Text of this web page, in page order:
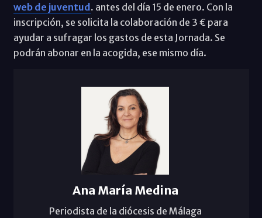
web de juventud. antes del día 15 de enero. Con la
inscripción, se solicita la colaboración de 3 € para
ayudar a sufragar los gastos de esta Jornada. Se
podrán abonar en la acogida, ese mismo día.
Ana María Medina
Periodista de la diócesis de Málaga